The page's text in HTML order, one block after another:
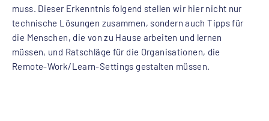
muss. Dieser Erkenntnis folgend stellen wir hier nicht nur
technische Lösungen zusammen, sondern auch Tipps für
die Menschen, die von zu Hause arbeiten und lernen
müssen, und Ratschläge für die Organisationen, die
Remote-Work/Learn-Settings gestalten müssen.